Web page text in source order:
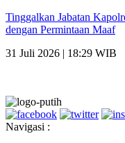
Tinggalkan Jabatan
dengan Permintaan Maaf
31 Juli 2026 | 18:29 WIB
Navigasi :